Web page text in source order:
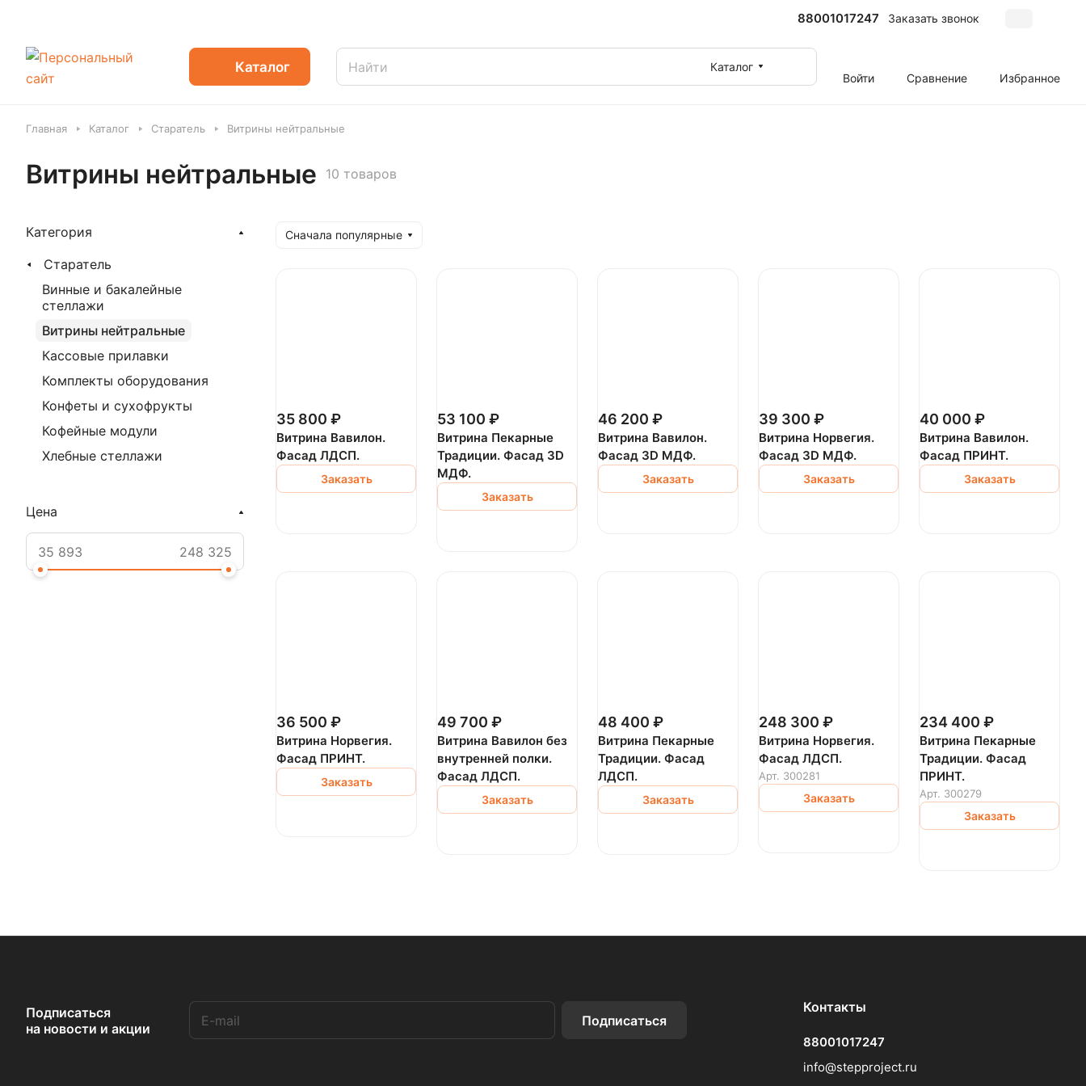
88001017247 Заказать звонок
Каталог
Каталог
Войти
Сравнение Избранное
Главная Каталог Старатель Витрины нейтральные
Витрины нейтральные 10 товаров
Сначала популярные
35 800 ₽
Витрина Вавилон.
Фасад ЛДСП.
Заказать
53 100 ₽
Витрина Пекарные
Традиции. Фасад 3D
МДФ.
Заказать
46 200 ₽
Витрина Вавилон.
Фасад 3D МДФ.
Заказать
39 300 ₽
Витрина Норвегия.
Фасад 3D МДФ.
Заказать
40 000 ₽
Витрина Вавилон.
Фасад ПРИНТ.
Заказать
36 500 ₽
Витрина Норвегия.
Фасад ПРИНТ.
Заказать
49 700 ₽
Витрина Вавилон без
внутренней полки.
Фасад ЛДСП.
Заказать
48 400 ₽
Витрина Пекарные
Традиции. Фасад
ЛДСП.
Заказать
248 300 ₽
Витрина Норвегия.
Фасад ЛДСП.
Арт. 300281
Заказать
234 400 ₽
Витрина Пекарные
Традиции. Фасад
ПРИНТ.
Арт. 300279
Заказать
Категория
Старатель
Винные и бакалейные
стеллажи
Витрины нейтральные
Кассовые прилавки
Комплекты оборудования
Конфеты и сухофрукты
Кофейные модули
Хлебные стеллажи
Цена
Подписаться
на новости и акции
Подписаться
Контакты
88001017247
info@stepproject.ru